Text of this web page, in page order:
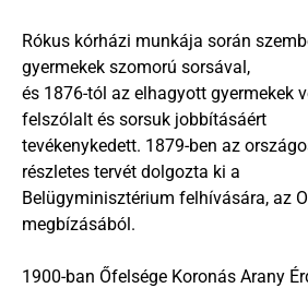
Rókus kórházi munkája során
gyermekek szomorú sorsával,
és 1876-tól az elhagyott gyermekek
felszólalt és sorsuk jobbításáért
tevékenykedett. 1879-ben az
részletes tervét dolgozta ki a
Belügyminisztérium felhívására, az
megbízásából.
1900-ban Őfelsége Koronás Arany